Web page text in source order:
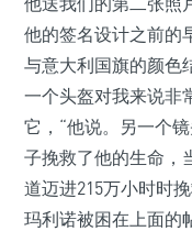
他的签名设计之前的
与意大利国旗的颜色
一个头盔对我来说非
它，“他说。另一个
子挽救了他的生命，
道迈进215万小时时
玛利诺被困在上面的